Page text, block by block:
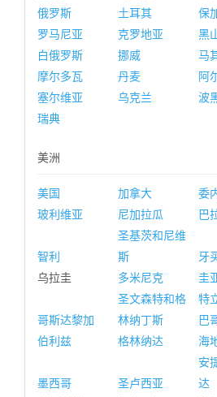
俄罗斯
土耳其
保
罗马尼亚
克罗地亚
黑
白俄罗斯
挪威
马
摩尔多瓦
丹麦
阿
塞尔维亚
乌克兰
波
瑞典
美洲
美国 加拿大
委
玻利维亚
尼加拉瓜 巴
智利
圣基茨和尼维
斯
牙
乌拉圭
多米尼克 圭
哥斯达黎加
圣文森特和格
林纳丁斯
特
巴
伯利兹
格林纳达 海
墨西哥 圣卢西亚
安
达